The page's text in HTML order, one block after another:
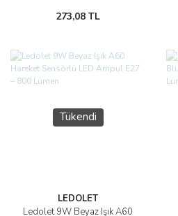
273,08 TL
Tükendi
LEDOLET
Ledolet 9W Beyaz Işık A60